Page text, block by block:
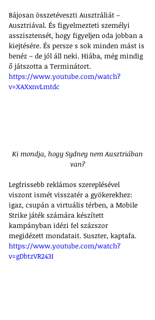
Bájosan összetéveszti Ausztráliát –
Ausztriával. És figyelmezteti személyi
asszisztensét, hogy figyeljen oda jobban a
kiejtésére. És persze s sok minden mást is
benéz – de jól áll neki. Hiába, még mindig
ő játszotta a Terminátort.
https://www.youtube.com/watch?
v=XAXxnvLmtdc
van?
Legfrissebb reklámos szereplésével
viszont ismét visszatér a gyökerekhez:
igaz, csupán a virtuális térben, a Mobile
Strike játék számára készített
kampányban idézi fel százszor
megidézett mondatait. Suszter, kaptafa.
https://www.youtube.com/watch?
v=gDbtzVR243I